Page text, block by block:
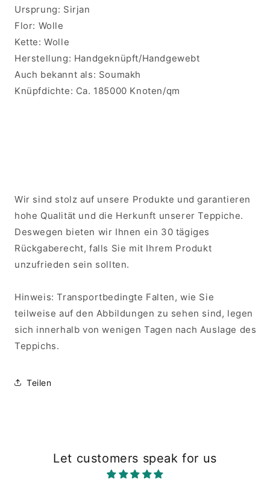
Ursprung: Sirjan
Flor: Wolle
Kette: Wolle
Herstellung: Handgeknüpft/Handgewebt
Auch bekannt als: Soumakh
Knüpfdichte: Ca. 185000 Knoten/qm
Wir sind stolz auf unsere Produkte und garantieren
hohe Qualität und die Herkunft unserer Teppiche.
Deswegen bieten wir Ihnen ein 30 tägiges
Rückgaberecht, falls Sie mit Ihrem Produkt
unzufrieden sein sollten.
Hinweis: Transportbedingte Falten, wie Sie
teilweise auf den Abbildungen zu sehen sind, legen
sich innerhalb von wenigen Tagen nach Auslage des
Teppichs.
Teilen
Let customers speak for us